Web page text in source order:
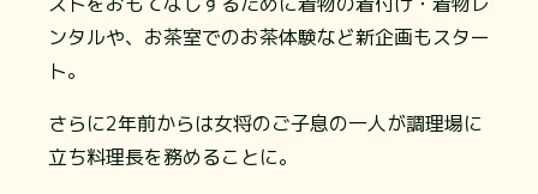
ンタルや、お茶室でのお茶体験など新企画もスター
ト。
さらに2年前からは女将のご子息の一人が調理場に
立ち料理長を務めることに。